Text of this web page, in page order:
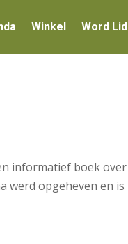
Winkel Word Lid
informatief boek over
werd opgeheven en is